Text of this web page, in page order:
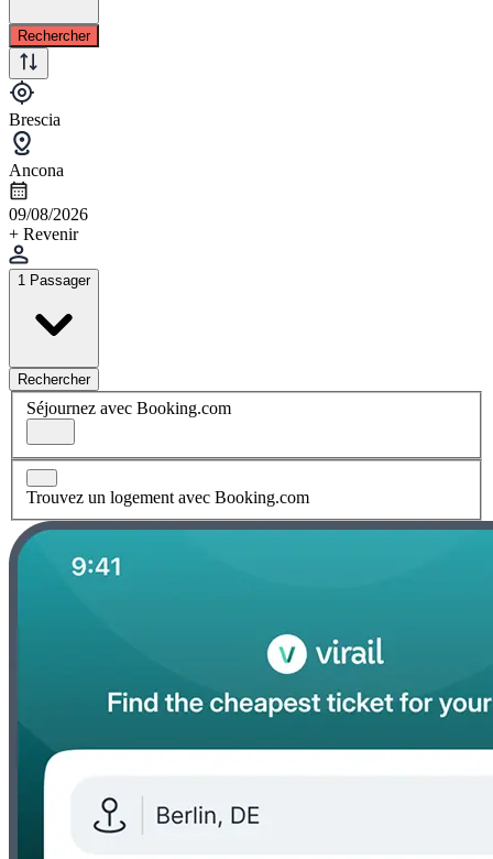
Rechercher
Brescia
Ancona
09/08/2026
+ Revenir
1 Passager
Rechercher
Séjournez avec Booking.com
Trouvez un logement avec Booking.com